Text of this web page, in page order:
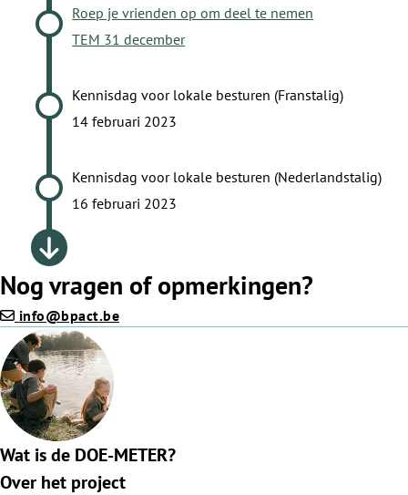
Roep je vrienden op om deel te nemen
TEM 31 december
Kennisdag voor lokale besturen (Franstalig)
14 februari 2023
Kennisdag voor lokale besturen (Nederlandstalig)
16 februari 2023
Nog vragen of opmerkingen?
info@bpact.be
Wat is de DOE-METER?
Over het project